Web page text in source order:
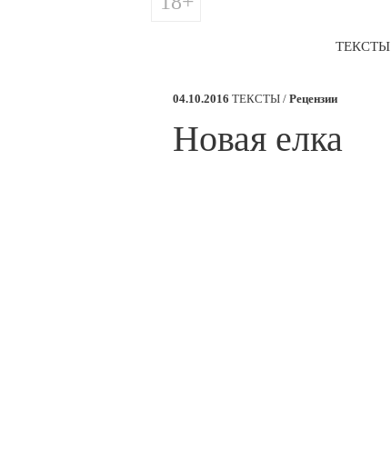
ТЕКСТЫ
04.10.2016 ТЕКСТЫ / Рецензии
​Новая елка